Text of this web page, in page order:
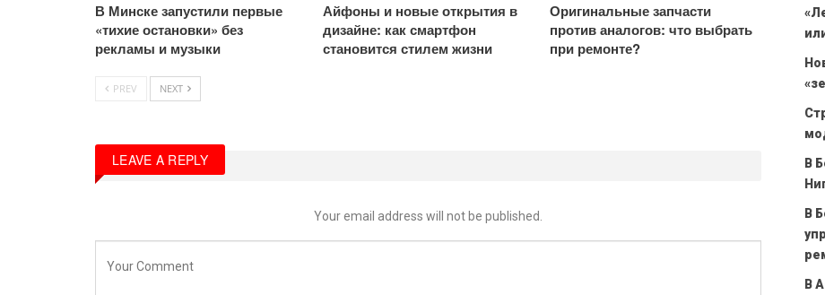
В Минске запустили первые
«тихие остановки» без
рекламы и музыки
Айфоны и новые открытия в
дизайне: как смартфон
становится стилем жизни
Оригинальные запчасти
против аналогов: что выбрать
при ремонте?
PREV NEXT
LEAVE A REPLY
Your email address will not be published.
В
В
В